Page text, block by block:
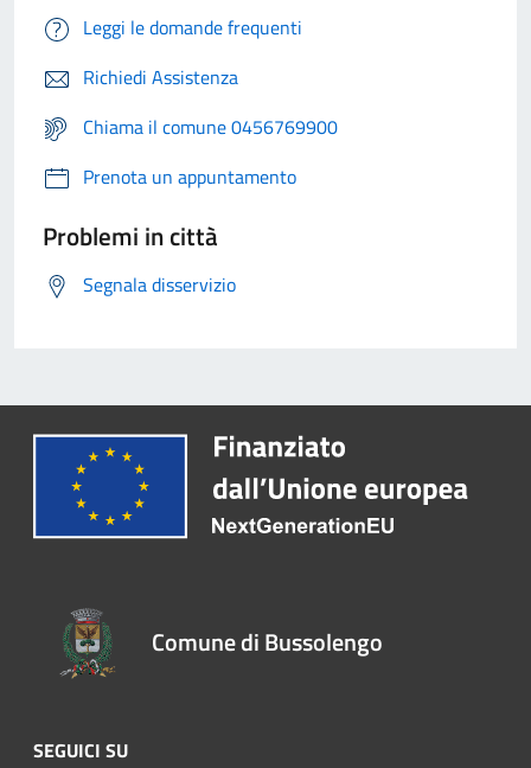
Leggi le domande frequenti
Richiedi Assistenza
Chiama il comune 0456769900
Prenota un appuntamento
Problemi in città
Segnala disservizio
Comune di Bussolengo
SEGUICI SU